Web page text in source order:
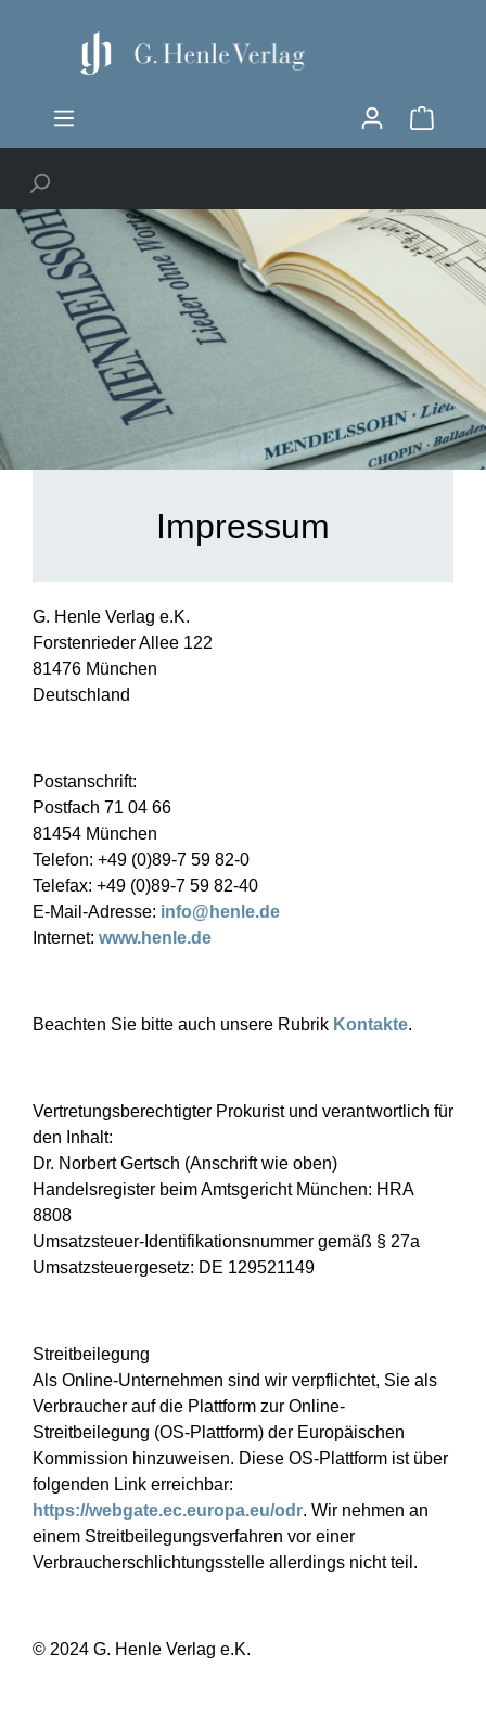
Impressum
G. Henle Verlag e.K.
Forstenrieder Allee 122
81476 München
Deutschland
Postanschrift:
Postfach 71 04 66
81454 München
Telefon: +49 (0)89-7 59 82-0
Telefax: +49 (0)89-7 59 82-40
E-Mail-Adresse: info@henle.de
Internet: www.henle.de
Beachten Sie bitte auch unsere Rubrik Kontakte.
Vertretungsberechtigter Prokurist und verantwortlich für
den Inhalt:
Dr. Norbert Gertsch (Anschrift wie oben)
Handelsregister beim Amtsgericht München: HRA
8808
Umsatzsteuer-Identifikationsnummer gemäß § 27a
Umsatzsteuergesetz: DE 129521149
Streitbeilegung
Als Online-Unternehmen sind wir verpflichtet, Sie als
Verbraucher auf die Plattform zur Online-
Streitbeilegung (OS-Plattform) der Europäischen
Kommission hinzuweisen. Diese OS-Plattform ist über
folgenden Link erreichbar:
https://webgate.ec.europa.eu/odr. Wir nehmen an
einem Streitbeilegungsverfahren vor einer
Verbraucherschlichtungsstelle allerdings nicht teil.
© 2024 G. Henle Verlag e.K.